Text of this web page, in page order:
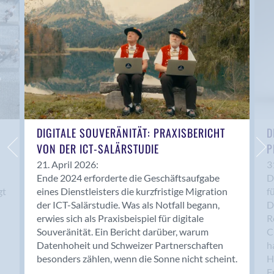
Anwil
Appenzell
Au SG
Baar
Baden
Balsthal
Balzers
Basel
Bassersdorf
Belp
Bendern
Benken (SG)
Bergdietikon
Berlin
Bern
Bern - Liebefeld
DIGITALE SOUVERÄNITÄT: PRAXISBERICHT
VON DER ICT-SALÄRSTUDIE
21. April 2026:
Ende 2024 erforderte die Geschäftsaufgabe
eines Dienstleisters die kurzfristige Migration
der ICT-Salärstudie. Was als Notfall begann,
erwies sich als Praxisbeispiel für digitale
Souveränität. Ein Bericht darüber, warum
Datenhoheit und Schweizer Partnerschaften
besonders zählen, wenn die Sonne nicht scheint.